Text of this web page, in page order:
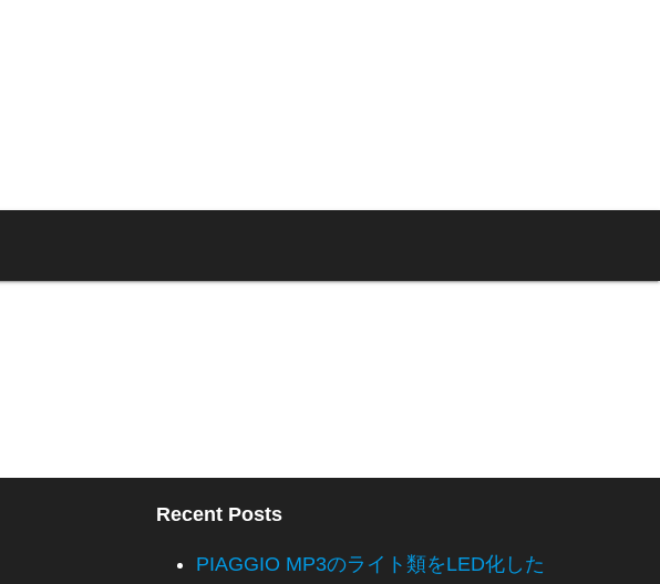
Recent Posts
PIAGGIO MP3のライト類をLED化した